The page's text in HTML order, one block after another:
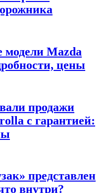
модели Mazda
цены
продажи
с гарантией:
представлен
внутри?